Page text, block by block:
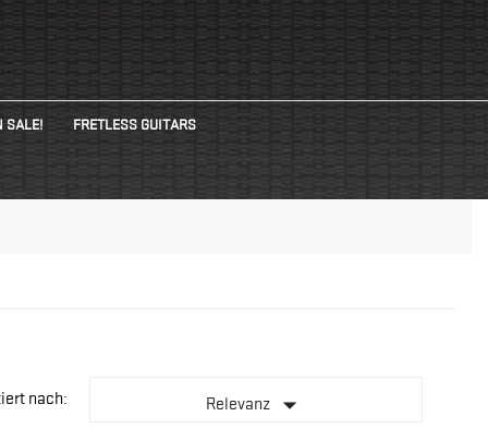
SALE! FRETLESS GUITARS
nach: Relevanz 